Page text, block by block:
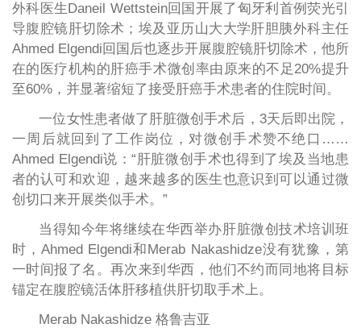
外科医生Daneil Wettstein回国开展了匈牙利首例荧光引
导腹腔镜肝切除术；埃及亚历山大大学肝胆胰外科主任
Ahmed Elgendi回国后也逐步开展腹腔镜肝切除术，他所
在的医疗机构的肝癌手术微创率由原来的不足20%提升
至60%，并显著缩短了接受肝癌手术患者的住院时间。
一位女性患者做了肝脏微创手术后，3天后即出院，
一周后就回到了工作岗位，对微创手术赞不绝口……
Ahmed Elgendi说：“肝脏微创手术也得到了埃及当地患
者的认可和欢迎，越来越多的医生也意识到可以通过微
创切口来开展类似手术。”
当得知今年将继续在华西举办肝脏微创技术培训班
时，Ahmed Elgendi和Merab Nakashidze没有犹豫，第
一时间报了名。再次来到华西，他们不约而同地将目标
锚定在腹腔镜活体肝移植供肝切取手术上。
Merab Nakashidze 格鲁吉亚